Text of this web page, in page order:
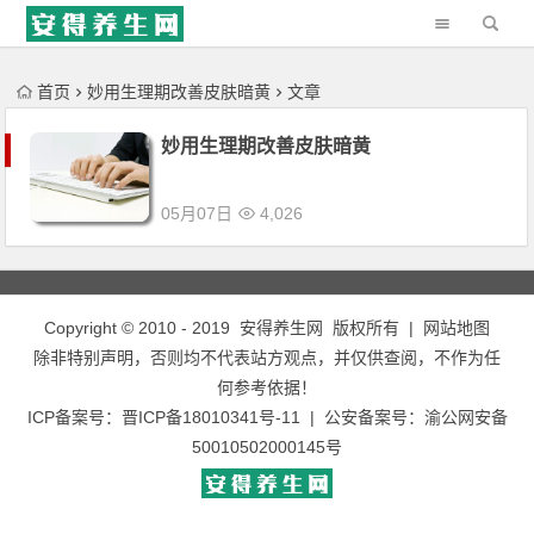
'); })();
首页 妙用生理期改善皮肤暗黄 文章
妙用生理期改善皮肤暗黄
05月07日 4,026
Copyright © 2010 - 2019 安得养生网 版权所有 |
网站地图
除非特别声明，否则均不代表站方观点，并仅供查阅，不作为任
何参考依据！
ICP备案号： 晋ICP备18010341号-11 | 公安备案号： 渝公网安备
50010502000145号